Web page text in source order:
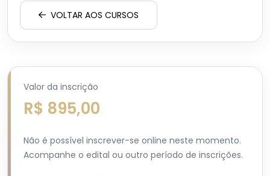
VOLTAR AOS CURSOS
Valor da inscrição
R$ 895,00
Não é possível inscrever-se online neste momento.
Acompanhe o edital ou outro período de inscrições.